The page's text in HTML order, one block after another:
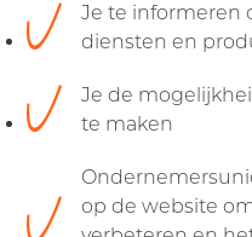
Je te informeren
diensten en
Je de
te maken
op de website